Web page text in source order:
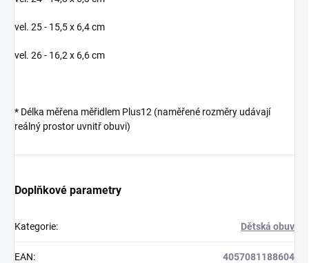
vel. 25 - 15,5 x 6,4 cm
vel. 26 - 16,2 x 6,6 cm
* Délka měřena měřidlem Plus12 (naměřené rozměry udávají
reálný prostor uvnitř obuvi)
Doplňkové parametry
Kategorie: Dětská obuv
EAN: 4057081188604